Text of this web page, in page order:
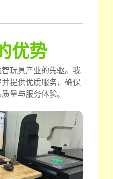
优势
玩具产业的先驱。我
提供优质服务，确保
量与服务体验。